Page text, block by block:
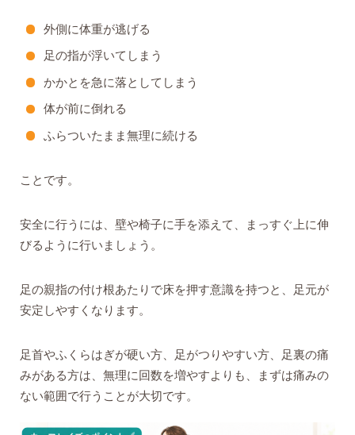
外側に体重が逃げる
足の指が浮いてしまう
かかとを急に落としてしまう
体が前に倒れる
ふらついたまま無理に続ける
ことです。
安全に行うには、壁や椅子に手を添えて、まっすぐ上に伸
びるように行いましょう。
足の親指の付け根あたりで床を押す意識を持つと、足元が
安定しやすくなります。
足首やふくらはぎが硬い方、足がつりやすい方、足裏の痛
みがある方は、無理に回数を増やすよりも、まずは痛みの
ない範囲で行うことが大切です。